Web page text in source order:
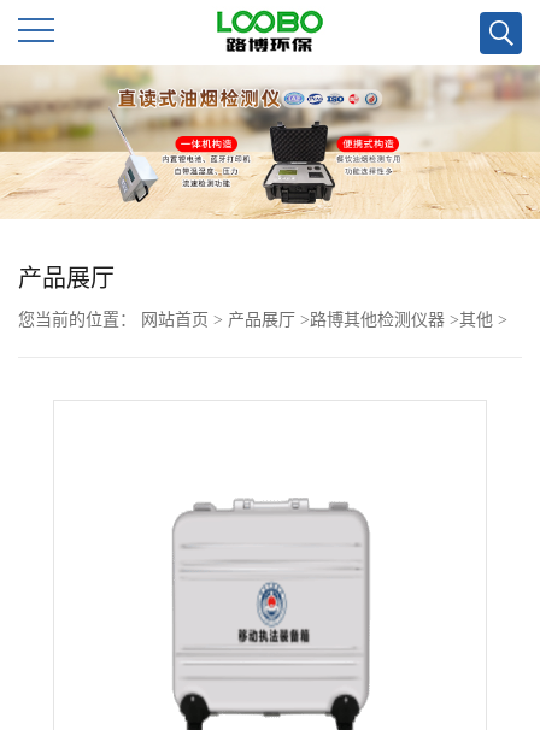
公
司
首
页
公
产品展厅
您当前的位置： 网站首页 > 产品展厅 >路博其他检测仪器 >其他 >